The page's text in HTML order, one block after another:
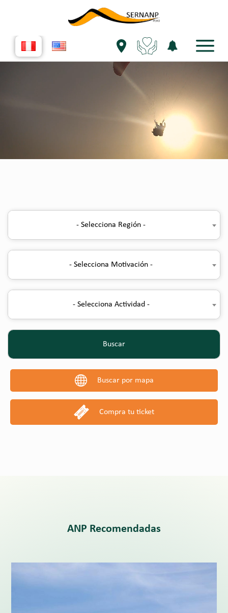
- Selecciona Región -
- Selecciona Motivación -
- Selecciona Actividad -
Buscar
Buscar por mapa
Compra tu ticket
ANP Recomendadas